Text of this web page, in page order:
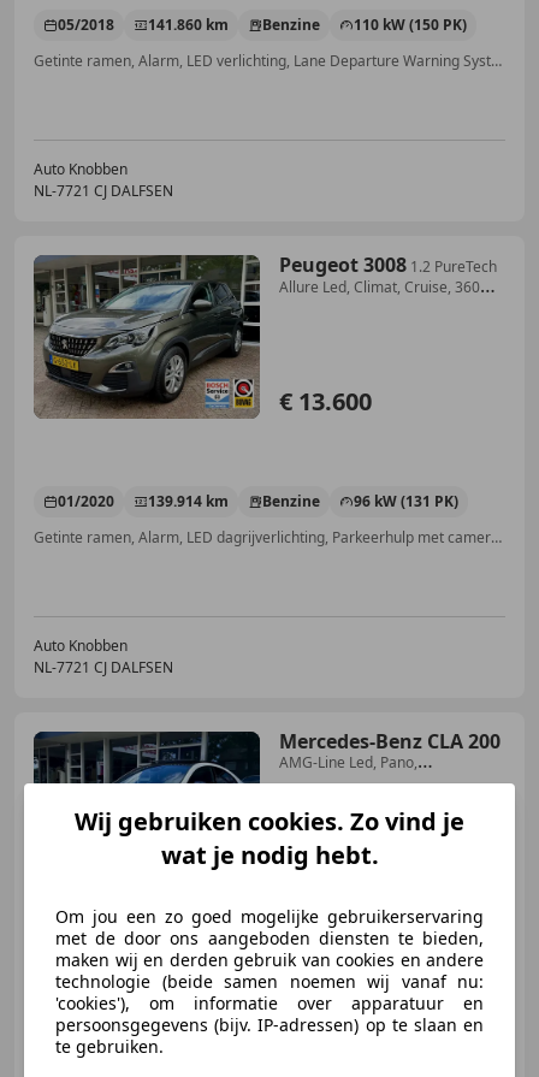
05/2018 141.860 km Benzine
110 kW (150 PK)
Getinte ramen, Alarm, LED verlichting, Lane Departure Warning Systeem, Stoelverwarming, Adaptieve Cruise Control, Parkeerhulp met camera, Inductieladen voor smartphones
Auto Knobben
NL-7721 CJ DALFSEN
Peugeot 3008 1.2 PureTech
Allure Led, Climat, Cruise, 360
€ 13.600
01/2020 139.914 km Benzine
96 kW (131 PK)
Getinte ramen, Alarm, LED dagrijverlichting, Parkeerhulp met camera, Lane Departure Warning Systeem, Navigatiesysteem, Lendensteun, Android Auto
Auto Knobben
NL-7721 CJ DALFSEN
Mercedes-Benz CLA 200
AMG-Line Led, Pano,
Sfeerverlichting, Camera, LM..
€ 25.800
03/2020 138.975 km Benzine
120 kW (163 PK)
Wij gebruiken cookies. Zo vind je
wat je nodig hebt.
Om jou een zo goed mogelijke gebruikerservaring
met de door ons aangeboden diensten te bieden,
maken wij en derden gebruik van cookies en andere
technologie (beide samen noemen wij vanaf nu:
'cookies'), om informatie over apparatuur en
persoonsgegevens (bijv. IP-adressen) op te slaan en
te gebruiken.